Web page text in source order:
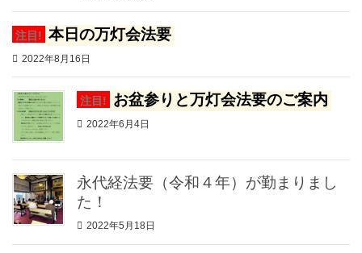
注目! 本日の万灯会法要
2022年8月16日
注目! お盆参りと万灯会法要のご案内
2022年6月4日
永代経法要（令和４年）が勤まりまし
た！
2022年5月18日